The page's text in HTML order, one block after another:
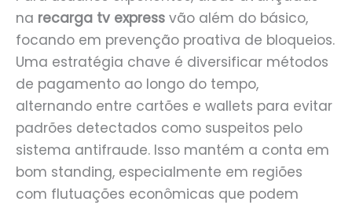
na recarga tv express vão além do básico,
focando em prevenção proativa de bloqueios.
Uma estratégia chave é diversificar métodos
de pagamento ao longo do tempo,
alternando entre cartões e wallets para evitar
padrões detectados como suspeitos pelo
sistema antifraude. Isso mantém a conta em
bom standing, especialmente em regiões
com flutuações econômicas que podem